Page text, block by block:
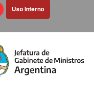
Abrir
hipervínculo
en
nueva
Uso Interno